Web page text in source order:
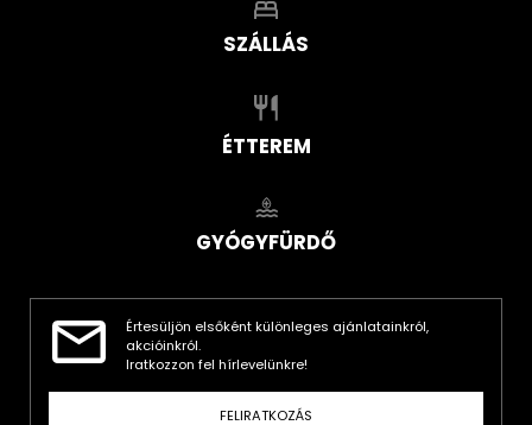
SZÁLLÁS
ÉTTEREM
GYÓGYFÜRDŐ
Értesüljön elsőként különleges ajánlatainkról,
akcióinkról.
Iratkozzon fel hírlevelünkre!
FELIRATKOZÁS